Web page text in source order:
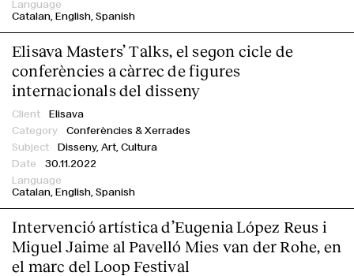
Catalan English Spanish
Elisava Masters’ Talks, el segon cicle de
conferències a càrrec de figures
internacionals del disseny
Elisava
Conferències & Xerrades
Disseny, Art, Cultura
30.11.2022
Catalan English Spanish
Intervenció artística d’Eugenia López Reus i
Miguel Jaime al Pavelló Mies van der Rohe, en
el marc del Loop Festival